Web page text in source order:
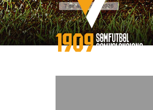
7 de agosto de 2026